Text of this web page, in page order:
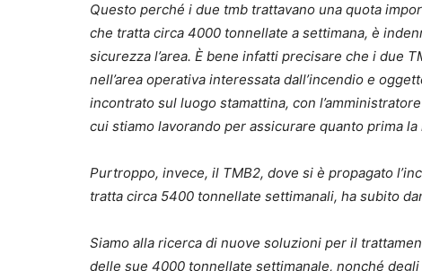
Questo perché i due tmb trattavano una quota
che tratta circa 4000 tonnellate a settimana, è
sicurezza l’area. È bene infatti precisare che i due
nell’area operativa interessata dall’incendio e
incontrato sul luogo stamattina, con
cui stiamo lavorando per assicurare quanto prima
Purtroppo, invece, il TMB2, dove si è propagato
tratta circa 5400 tonnellate settimanali, ha subito
Siamo alla ricerca di nuove soluzioni per il
delle sue 4000 tonnellate settimanale, nonché